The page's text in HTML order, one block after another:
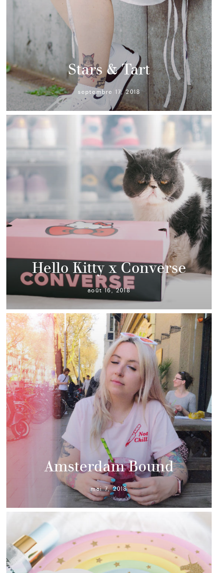
Stars & Tart
septembre 17, 2018
Hello Kitty x Converse
août 16, 2018
Amsterdam Bound
mai 7, 2018